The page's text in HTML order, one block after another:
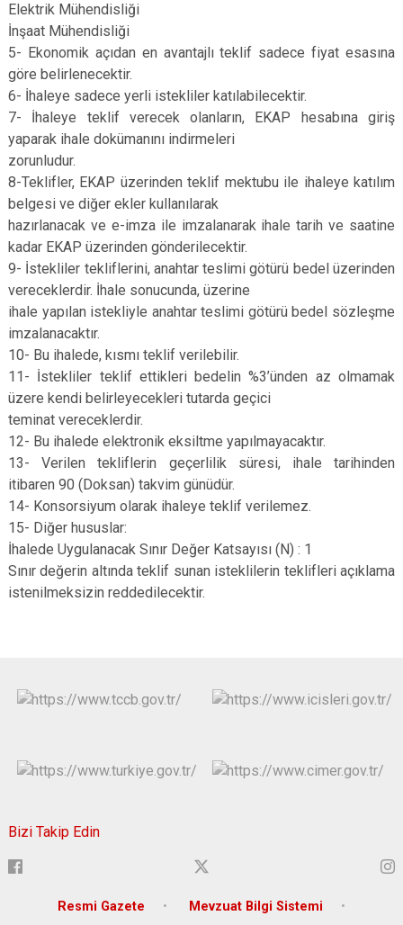
Elektrik Mühendisliği
İnşaat Mühendisliği
5- Ekonomik açıdan en avantajlı teklif sadece fiyat esasına
göre belirlenecektir.
6- İhaleye sadece yerli istekliler katılabilecektir.
7- İhaleye teklif verecek olanların, EKAP hesabına giriş
yaparak ihale dokümanını indirmeleri
zorunludur.
8-Teklifler, EKAP üzerinden teklif mektubu ile ihaleye katılım
belgesi ve diğer ekler kullanılarak
hazırlanacak ve e-imza ile imzalanarak ihale tarih ve saatine
kadar EKAP üzerinden gönderilecektir.
9- İstekliler tekliflerini, anahtar teslimi götürü bedel üzerinden
vereceklerdir. İhale sonucunda, üzerine
ihale yapılan istekliyle anahtar teslimi götürü bedel sözleşme
imzalanacaktır.
10- Bu ihalede, kısmı teklif verilebilir.
11- İstekliler teklif ettikleri bedelin %3’ünden az olmamak
üzere kendi belirleyecekleri tutarda geçici
teminat vereceklerdir.
12- Bu ihalede elektronik eksiltme yapılmayacaktır.
13- Verilen tekliflerin geçerlilik süresi, ihale tarihinden
itibaren 90 (Doksan) takvim günüdür.
14- Konsorsiyum olarak ihaleye teklif verilemez.
15- Diğer hususlar:
İhalede Uygulanacak Sınır Değer Katsayısı (N) : 1
Sınır değerin altında teklif sunan isteklilerin teklifleri açıklama
istenilmeksizin reddedilecektir.
Bizi Takip Edin
Resmi Gazete Mevzuat Bilgi Sistemi